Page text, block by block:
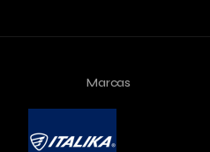
Marcas